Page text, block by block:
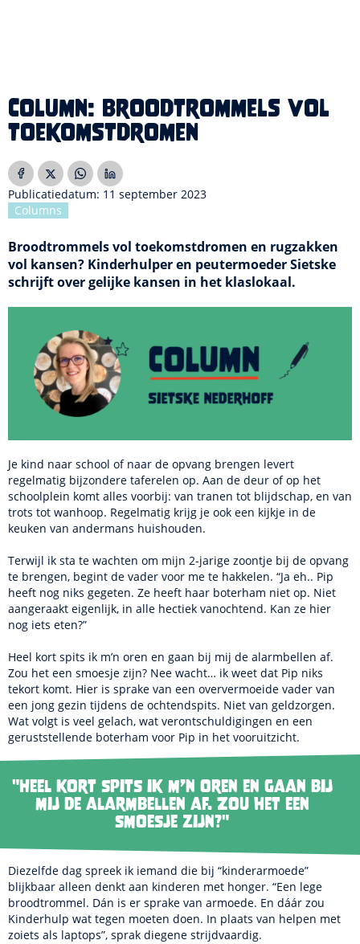
Column: broodtrommels vol
toekomstdromen
Publicatiedatum: 11 september 2023
Columns
Broodtrommels vol toekomstdromen en rugzakken
vol kansen? Kinderhulper en peutermoeder Sietske
schrijft over gelijke kansen in het klaslokaal.
Je kind naar school of naar de opvang brengen levert
regelmatig bijzondere taferelen op. Aan de deur of op het
schoolplein komt alles voorbij: van tranen tot blijdschap, en van
trots tot wanhoop. Regelmatig krijg je ook een kijkje in de
keuken van andermans huishouden.
Terwijl ik sta te wachten om mijn 2-jarige zoontje bij de opvang
te brengen, begint de vader voor me te hakkelen. “Ja eh.. Pip
heeft nog niks gegeten. Ze heeft haar boterham niet op. Niet
aangeraakt eigenlijk, in alle hectiek vanochtend. Kan ze hier
nog iets eten?”
Heel kort spits ik m’n oren en gaan bij mij de alarmbellen af.
Zou het een smoesje zijn? Nee wacht… ik weet dat Pip niks
tekort komt. Hier is sprake van een oververmoeide vader van
een jong gezin tijdens de ochtendspits. Niet van geldzorgen.
Wat volgt is veel gelach, wat verontschuldigingen en een
geruststellende boterham voor Pip in het vooruitzicht.
"Heel kort spits ik m’n oren en gaan bij
mij de alarmbellen af. Zou het een
smoesje zijn?"
Diezelfde dag spreek ik iemand die bij “kinderarmoede”
blijkbaar alleen denkt aan kinderen met honger. “Een lege
broodtrommel. Dán is er sprake van armoede. En dáár zou
Kinderhulp wat tegen moeten doen. In plaats van helpen met
zoiets als laptops”, sprak diegene strijdvaardig.